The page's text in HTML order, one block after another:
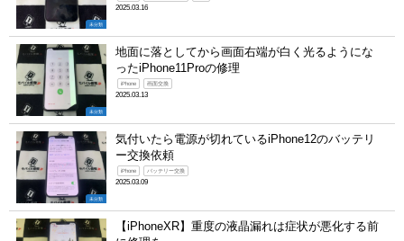
未分類
2025.03.16
未分類
地面に落としてから画面右端が白く光るようにな
ったiPhone11Proの修理
iPhone 画面交換
2025.03.13
未分類
気付いたら電源が切れているiPhone12のバッテリ
ー交換依頼
iPhone バッテリー交換
2025.03.09
【iPhoneXR】重度の液晶漏れは症状が悪化する前